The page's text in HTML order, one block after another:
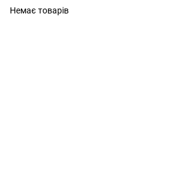
Немає товарів